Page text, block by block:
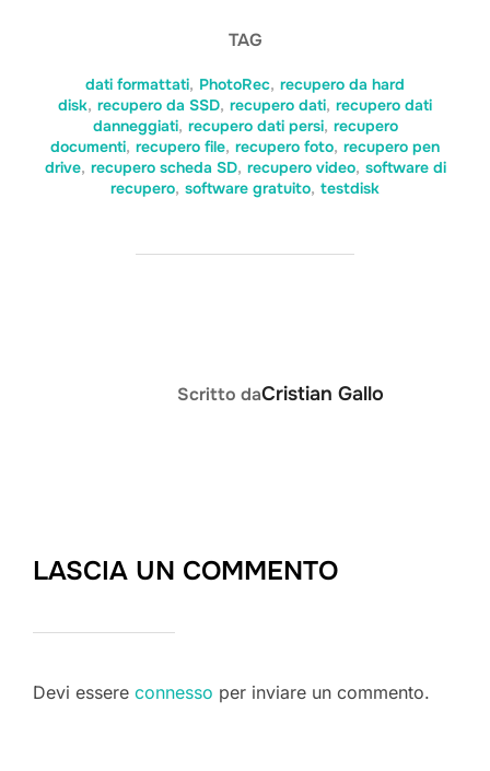
TAG
dati formattati, PhotoRec, recupero da hard
disk, recupero da SSD, recupero dati, recupero dati
danneggiati, recupero dati persi, recupero
documenti, recupero file, recupero foto, recupero pen
drive, recupero scheda SD, recupero video, software di
recupero, software gratuito, testdisk
Scritto daCristian Gallo
LASCIA UN COMMENTO
Devi essere connesso per inviare un commento.